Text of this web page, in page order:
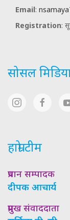
Email:
Registration:
सोसल
हाम्रो टीम
प्रधान सम्पादक
दीपक आचार्य
प्रमुख संवाददाता